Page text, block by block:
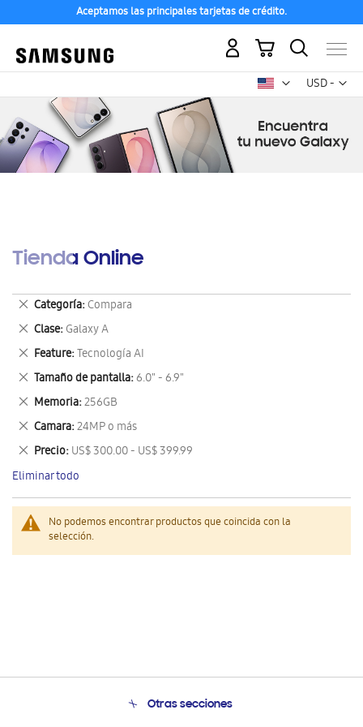
Aceptamos las principales tarjetas de crédito.
USD -
dólar
Mi carrito
Tienda Online
No podemos encontrar productos que coincida con la
selección.
Categoría Compara
Eliminar
este
artículo
Clase Galaxy A
Eliminar
este
artículo
Feature Tecnología AI
Eliminar
este
artículo
Tamaño de pantalla 6.0" - 6.9"
Eliminar
este
artículo
Memoria 256GB
Eliminar
este
artículo
Camara 24MP o más
Eliminar
este
artículo
Precio US$ 300.00 - US$ 399.99
Eliminar
este
artículo
Eliminar todo
Otras secciones